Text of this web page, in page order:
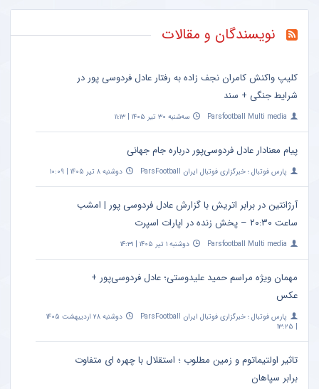
نویسندگان و مقالات
کلیپ واکنش کامران نجف زاده به رفتار عادل فردوسی پور در
شرایط جنگی + سند
Parsfootball Multi media سه‌شنبه ۳۰ تیر ۱۴۰۵ | ۱۱:۱۳
پیام معنادار عادل فردوسی‌پور درباره جام جهانی
پارس فوتبال ؛ خبرگزاری فوتبال ایران ParsFootball دوشنبه ۸ تیر ۱۴۰۵ | ۱۰:۰۹
آرژانتین در برابر اتریش با گزارش عادل فردوسی پور | امشب
ساعت ۲۰:۳۰ – پخش زنده در اپارات اسپرت
Parsfootball Multi media دوشنبه ۱ تیر ۱۴۰۵ | ۱۴:۳۱
مهمان ویژه مراسم حمید علیدوستی؛ عادل فردوسی‌پور +
عکس
پارس فوتبال ؛ خبرگزاری فوتبال ایران ParsFootball
دوشنبه ۲۸ اردیبهشت ۱۴۰۵
| ۱۳:۲۵
تاثیر اولتیماتوم و زمین مطلوب ؛ استقلال با چهره ای متفاوت
برابر سپاهان